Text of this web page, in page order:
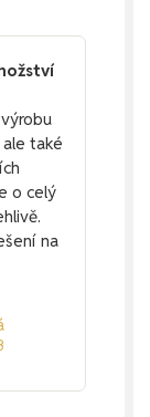
také
o celý
na